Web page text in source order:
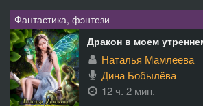
Фантастика, фэнтези
Дракон в моем
Наталья Мамлеева
Дина Бобылёва
12 ч. 2 мин.